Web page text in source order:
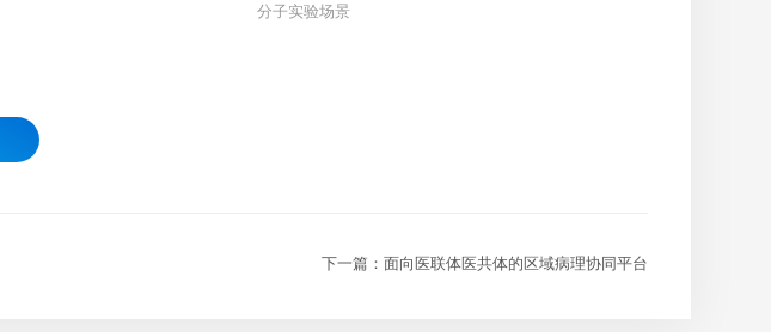
分子实验场景
下一篇：面向医联体医共体的区域病理协同平台